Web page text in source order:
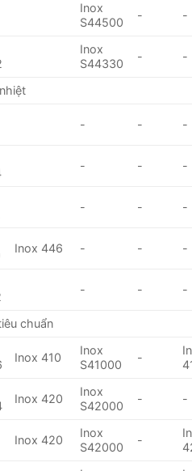
Inox
S44500
- -
Inox
S44330
- -
- - -
- - -
- - -
Inox 446 - - -
- - -
chuẩn
Inox 410
Inox
S41000
-
Inox 420
Inox
S42000
- -
Inox 420
Inox
S42000
-